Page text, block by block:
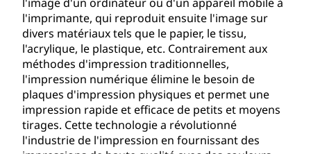
l'imprimante, qui reproduit ensuite l'image sur
divers matériaux tels que le papier, le tissu,
l'acrylique, le plastique, etc. Contrairement aux
méthodes d'impression traditionnelles,
l'impression numérique élimine le besoin de
plaques d'impression physiques et permet une
impression rapide et efficace de petits et moyens
tirages. Cette technologie a révolutionné
l'industrie de l'impression en fournissant des